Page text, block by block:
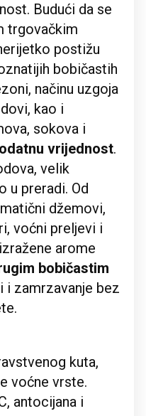
Budući da se
trgovačkim
postižu
bobičastih
načinu uzgoja
kao i
sokova i
vrijednost.
velik
u preradi. Od
džemovi,
voćni preljevi i
arome
bobičastim
i zamrzavanje bez
kuta,
voćne vrste.
antocijana i